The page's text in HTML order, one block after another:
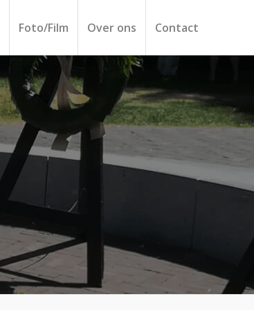
Foto/Film Over ons Contact